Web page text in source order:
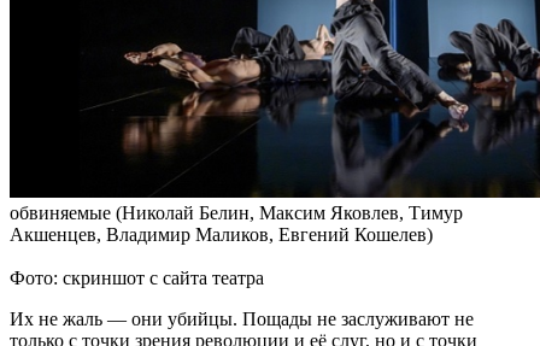
обвиняемые (Николай Белин, Максим Яковлев, Тимур
Акшенцев, Владимир Маликов, Евгений Кошелев)
Фото: скриншот с сайта театра
Их не жаль — они убийцы. Пощады не заслуживают не
только с точки зрения революции и её слуг, но и с точки